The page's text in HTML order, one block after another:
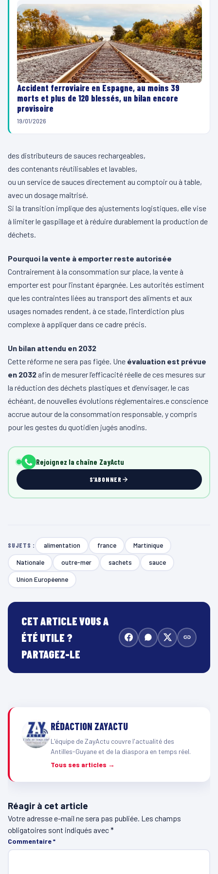
Accident ferroviaire en Espagne, au moins 39
morts et plus de 120 blessés, un bilan encore
provisoire
19/01/2026
des distributeurs de sauces rechargeables,
des contenants réutilisables et lavables,
ou un service de sauces directement au comptoir ou à table,
avec un dosage maîtrisé.
Si la transition implique des ajustements logistiques, elle vise
à limiter le gaspillage et à réduire durablement la production de
déchets.
Pourquoi la vente à emporter reste autorisée
Contrairement à la consommation sur place, la vente à
emporter est pour l’instant épargnée. Les autorités estiment
que les contraintes liées au transport des aliments et aux
usages nomades rendent, à ce stade, l’interdiction plus
complexe à appliquer dans ce cadre précis.
Un bilan attendu en 2032
Cette réforme ne sera pas figée. Une évaluation est prévue
en 2032 afin de mesurer l’efficacité réelle de ces mesures sur
la réduction des déchets plastiques et d’envisager, le cas
échéant, de nouvelles évolutions réglementaires.e conscience
accrue autour de la consommation responsable, y compris
pour les gestes du quotidien jugés anodins.
Rejoignez la chaîne ZayActu
S'ABONNER
SUJETS : alimentation france Martinique
Nationale outre-mer sachets sauce
Union Européenne
CET ARTICLE VOUS A
ÉTÉ UTILE ?
PARTAGEZ-LE
RÉDACTION ZAYACTU
L'équipe de ZayActu couvre l'actualité des
Antilles-Guyane et de la diaspora en temps réel.
Tous ses articles →
Réagir à cet article
Votre adresse e-mail ne sera pas publiée. Les champs
obligatoires sont indiqués avec*
Commentaire*